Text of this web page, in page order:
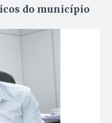
do município